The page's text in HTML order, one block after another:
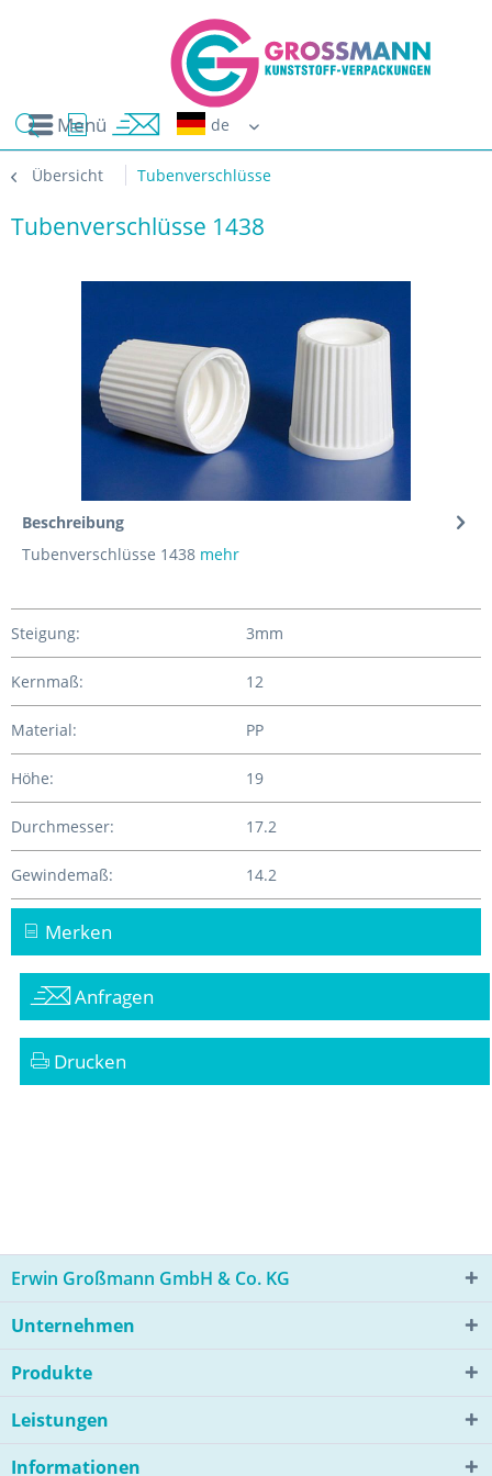
Menü
Übersicht Tubenverschlüsse
Tubenverschlüsse 1438
Beschreibung
Tubenverschlüsse 1438 mehr
Steigung: 3mm
Kernmaß: 12
Material: PP
Höhe: 19
Durchmesser: 17.2
Gewindemaß: 14.2
Merken
Anfragen
Drucken
Erwin Großmann GmbH & Co. KG
Unternehmen
Produkte
Leistungen
Informationen